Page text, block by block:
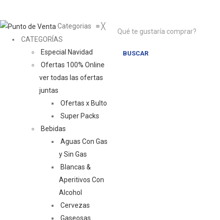
Categorias ≡╳
CATEGORÍAS
Especial Navidad
Ofertas 100% Online
ver todas las ofertas
juntas
Ofertas x Bulto
Super Packs
Bebidas
Aguas Con Gas
y Sin Gas
Blancas &
Aperitivos Con
Alcohol
Cervezas
Gaseosas
BUSCAR